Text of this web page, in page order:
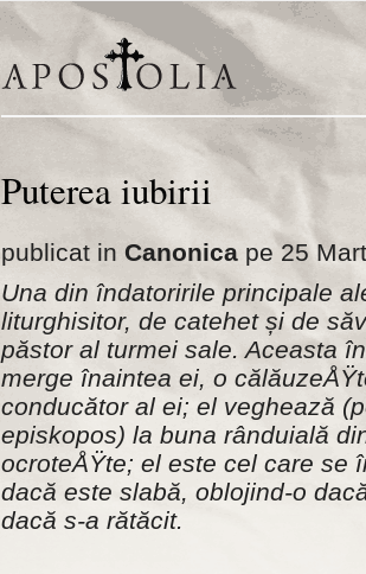
Puterea iubirii
publicat in Canonica pe 25
Una din îndatoririle principale
liturghisitor, de catehet și de
păstor al turmei sale. Aceasta
merge înaintea ei, o
conducător al ei; el veghează
episkopos) la buna rânduială
ocroteÅŸte; el este cel care se
dacă este slabă, oblojind-o
dacă s-a rătăcit.